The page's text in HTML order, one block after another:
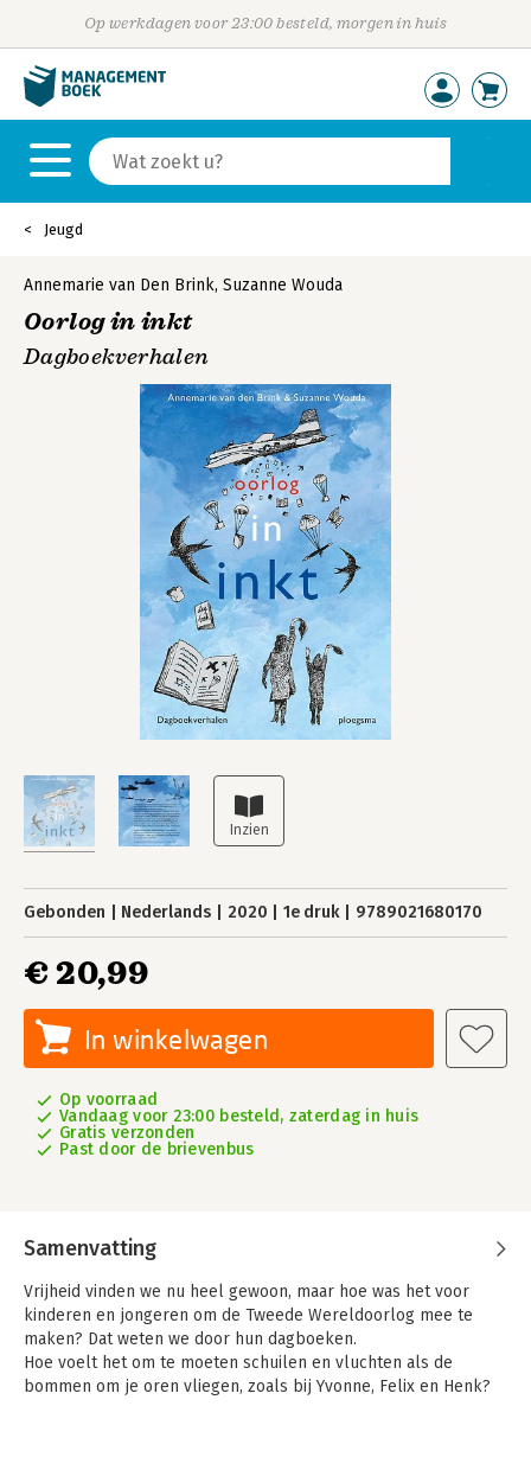
Op werkdagen voor 23:00 besteld, morgen in huis
Jeugd
Annemarie van Den Brink, Suzanne Wouda
Oorlog in inkt
Dagboekverhalen
Gebonden Nederlands 2020 1e druk 9789021680170
€ 20,99
In winkelwagen
Op voorraad
Vandaag voor 23:00 besteld, zaterdag in huis
Gratis verzonden
Past door de brievenbus
Samenvatting
Vrijheid vinden we nu heel gewoon, maar hoe was het voor
kinderen en jongeren om de Tweede Wereldoorlog mee te
maken? Dat weten we door hun dagboeken.
Hoe voelt het om te moeten schuilen en vluchten als de
bommen om je oren vliegen, zoals bij Yvonne, Felix en Henk?